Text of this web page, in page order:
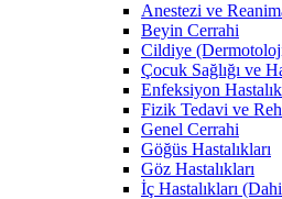
Anestezi ve
Beyin Cerrahi
Cildiye
Çocuk Sağlığı ve
Enfeksiyon
Fizik Tedavi ve
Genel Cerrahi
Göğüs Hastalıkları
Göz Hastalıkları
İç Hastalıkları